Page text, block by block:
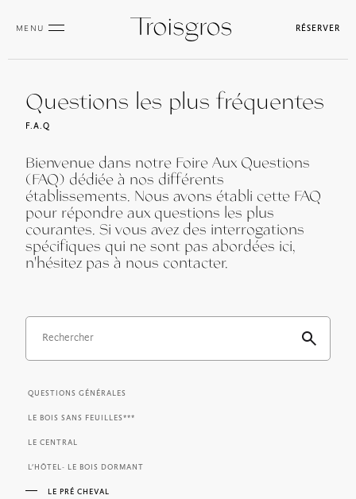
MENU RÉSERVER
Questions les plus fréquentes
F.A.Q
Bienvenue dans notre Foire Aux Questions
(FAQ) dédiée à nos différents
établissements. Nous avons établi cette FAQ
pour répondre aux questions les plus
courantes. Si vous avez des interrogations
spécifiques qui ne sont pas abordées ici,
n'hésitez pas à nous contacter.
QUESTIONS GÉNÉRALES
LE BOIS SANS FEUILLES***
LE CENTRAL
L’HÔTEL- LE BOIS DORMANT
LE PRÉ CHEVAL